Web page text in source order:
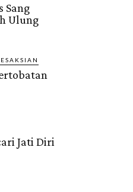
Sang
Ulung
Jati Diri